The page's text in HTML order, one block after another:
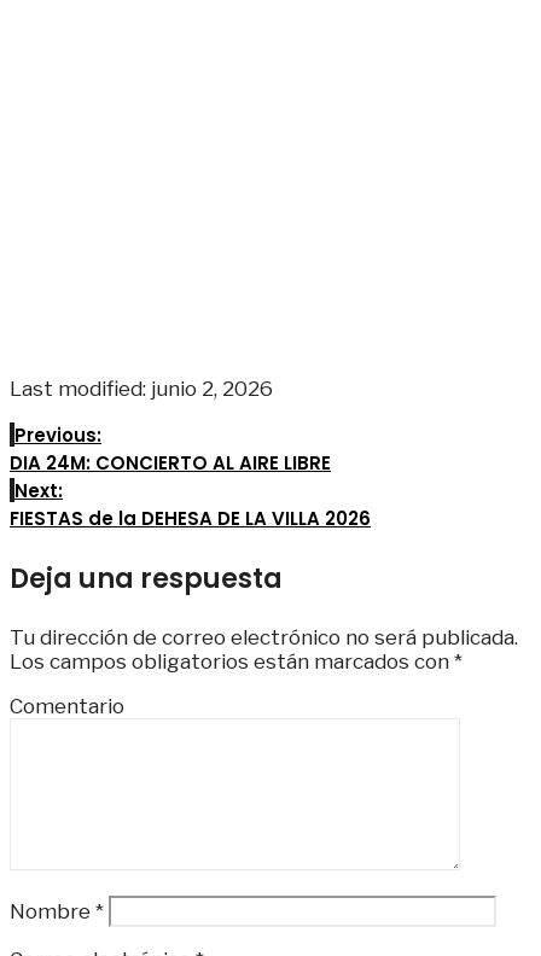
Last modified: junio 2, 2026
Previous:
DIA 24M: CONCIERTO AL AIRE LIBRE
Next:
FIESTAS de la DEHESA DE LA VILLA 2026
Deja una respuesta
Tu dirección de correo electrónico no será publicada.
Los campos obligatorios están marcados con *
Comentario
Nombre *